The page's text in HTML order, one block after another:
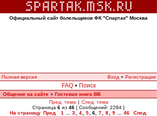
Официальный сайт болельщиков ФК "Спартак" Москва
Полная версия Вход • Регистрация
FAQ • Поиск
Общение на сайте » Гостевая книга ВВ
Пред. тема | След. тема
Страница 6 из 46 [ Сообщений: 2284 ]
На страницу Пред. 1 3 4 5 6 7 8 9 46
След.